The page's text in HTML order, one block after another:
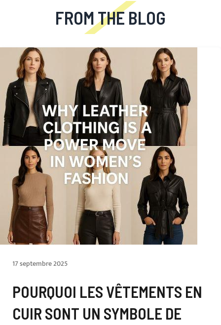
FROM THE BLOG
17 septembre 2025
POURQUOI LES VÊTEMENTS EN
CUIR SONT UN SYMBOLE DE